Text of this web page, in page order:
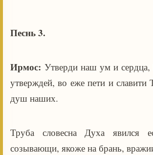
Песнь 3.
Ирмос: Утверди наш ум и сердца,
утверждей, во еже пети и славити
душ наших.
Труба словесна Духа явился
созывающи, якоже на брань,